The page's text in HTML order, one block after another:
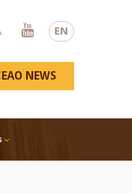
EN
Youtube
NEWS